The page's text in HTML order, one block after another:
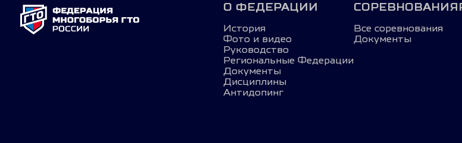
О ФЕДЕРАЦИИ
История
Фото и видео
Руководство
Региональные Федерации
Документы
Дисциплины
Антидопинг
СОРЕВНОВАНИЯ
Все соревнования
Документы